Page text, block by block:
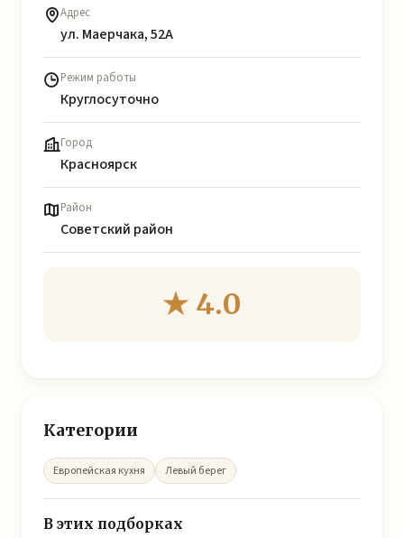
Адрес
ул. Маерчака, 52А
Режим работы
Круглосуточно
Город
Красноярск
Район
Советский район
★ 4.0
Категории
Европейская кухня Левый берег
В этих подборках